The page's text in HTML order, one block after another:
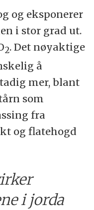
og eksponerer
i stor grad ut.
2. Det nøyaktige
å
mer, blant
som
fra
og flatehogd
i jorda